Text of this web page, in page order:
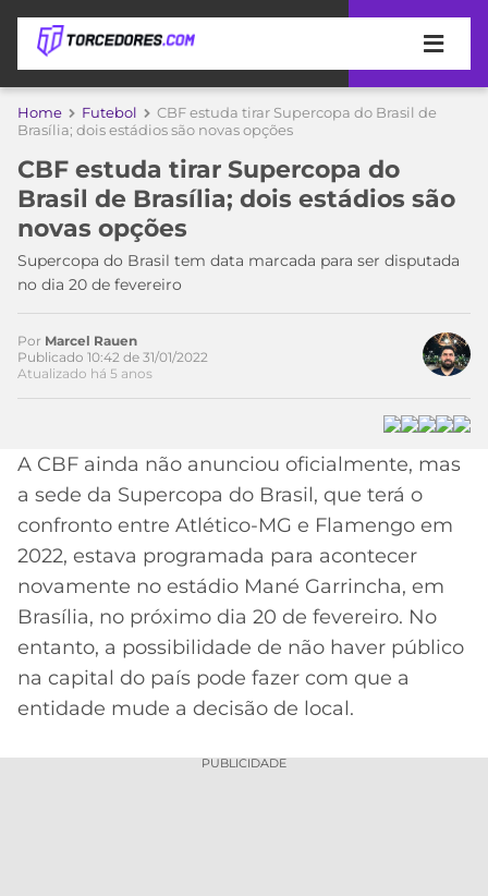
APOSTAS
DE
APOSTA
MELHORES
SITES
DE
APOSTAS
2026
BETBOOM
CÓDIGO
DE
INDICAÇÃO
BET365
CÓDIGO
BETANO
APPS
COPA
DO
MUNDO
TIMES
MEU
TIME
PALMEIRAS
CORINTHIANS
SÃO
PAULO
SANTOS
CAMPEONATOS
SÉRIE
A
LIBERTADORES
COPA
DO
BRASIL
PREMIER
ESPORTIVA
MERCADO
DA
BOLA
PALPITES
Home Futebol
CBF estuda tirar Supercopa do Brasil de
Brasília; dois estádios são novas opções
CBF estuda tirar Supercopa do
Brasil de Brasília; dois estádios são
novas opções
Supercopa do Brasil tem data marcada para ser disputada
no dia 20 de fevereiro
Por Marcel Rauen
Publicado 10:42 de 31/01/2022
Atualizado há 5 anos
A CBF ainda não anunciou oficialmente, mas
a sede da Supercopa do Brasil, que terá o
confronto entre Atlético-MG e Flamengo em
2022, estava programada para acontecer
novamente no estádio Mané Garrincha, em
Brasília, no próximo dia 20 de fevereiro. No
entanto, a possibilidade de não haver público
na capital do país pode fazer com que a
entidade mude a decisão de local.
PUBLICIDADE